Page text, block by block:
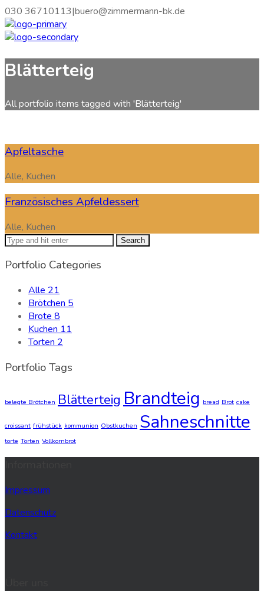
030 36710113|buero@zimmermann-bk.de
Blätterteig
All portfolio items tagged with 'Blätterteig'
Apfeltasche
Alle, Kuchen
Französisches Apfeldessert
Alle, Kuchen
Portfolio Categories
Alle 21
Brötchen 5
Brote 8
Kuchen 11
Torten 2
Portfolio Tags
belegte Brötchen Blätterteig Brandteig bread Brot cake
croissant frühstück kommunion Obstkuchen Sahneschnitte
torte Torten Vollkornbrot
Impressum
Datenschutz
Kontakt